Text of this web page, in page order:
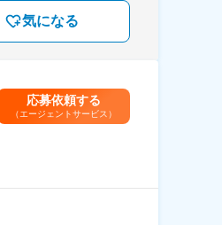
気になる
応募依頼する
（エージェントサービス）